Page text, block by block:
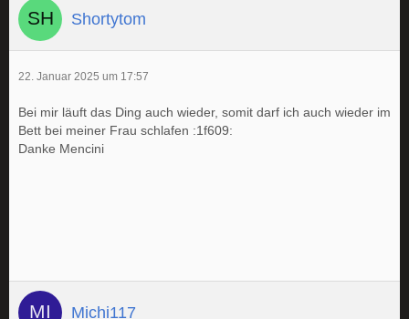
Shortytom
22. Januar 2025 um 17:57
Bei mir läuft das Ding auch wieder, somit darf ich auch wieder im
Bett bei meiner Frau schlafen :1f609:
Danke Mencini
Michi117